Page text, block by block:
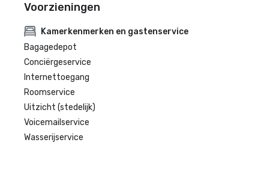
Voorzieningen
Kamerkenmerken en gastenservice
Bagagedepot
Conciërgeservice
Internettoegang
Roomservice
Uitzicht (stedelijk)
Voicemailservice
Wasserijservice